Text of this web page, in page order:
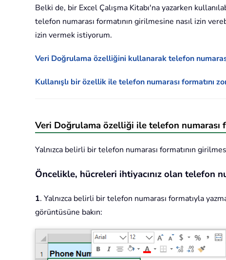
Belki de, bir Excel Çalışma Kitabı'na yazarken
telefon numarası formatının girilmesine nasıl izin
izin vermek istiyorum.
Veri Doğrulama özelliğini kullanarak telefon
Kullanışlı bir özellik ile telefon numarası formatını
Veri Doğrulama özelliği ile telefon numarası
Yalnızca belirli bir telefon numarası formatının
Öncelikle, hücreleri ihtiyacınız olan telefon
1. Yalnızca belirli bir telefon numarası formatıyla
görüntüsüne bakın: